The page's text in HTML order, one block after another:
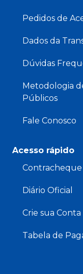
Pedidos de
Dados da
Dúvidas
Metodologia
Públicos
Fale Conosco
Acesso rápido
Diário Oficial
Crie sua Conta
Tabela de